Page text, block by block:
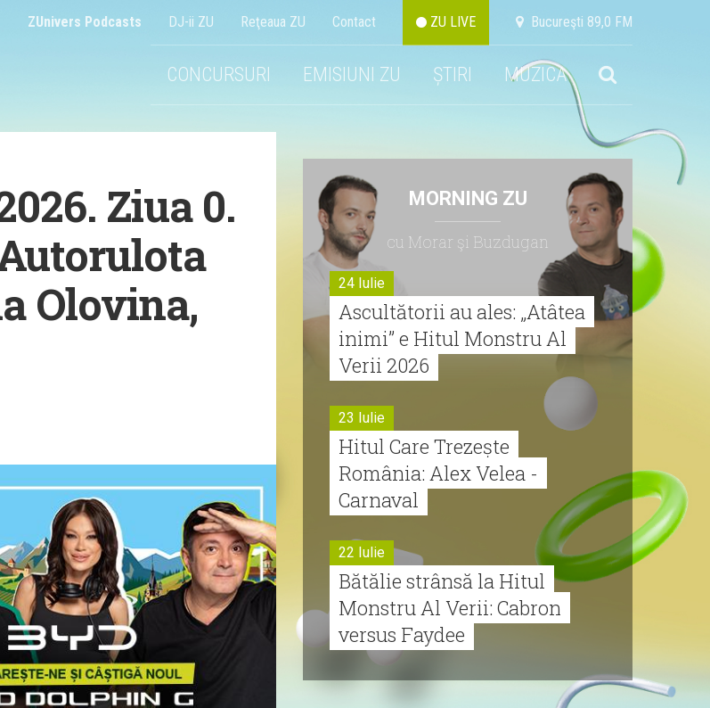
ZUnivers Podcasts DJ-ii ZU Reţeaua ZU Contact ZU LIVE Bucureşti 89,0 FM
CONCURSURI EMISIUNI ZU ȘTIRI MUZICA
Ziua 0.
Olovina,
MORNING ZU
cu Morar şi Buzdugan
24 Iulie
Ascultătorii au ales: „Atâtea
inimi” e Hitul Monstru Al
Verii 2026
23 Iulie
Hitul Care Trezește
România: Alex Velea -
Carnaval
22 Iulie
Bătălie strânsă la Hitul
Monstru Al Verii: Cabron
versus Faydee
21 Iulie